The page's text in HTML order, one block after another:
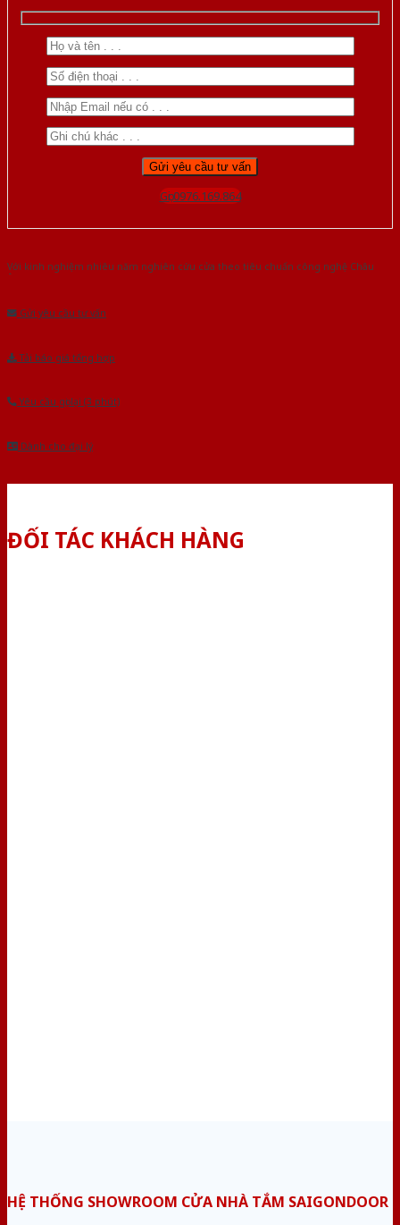
Gọi 0976.169.864
Với kinh nghiệm nhiêu năm nghiên cứu cửa theo tiêu chuẩn công nghệ Châu
Gửi yêu cầu tư vấn
Tải báo giá tổng hợp
Yêu cầu gọi lại (3 phút)
Dành cho đại lý
ĐỐI TÁC KHÁCH HÀNG
HỆ THỐNG SHOWROOM CỬA NHÀ TẮM SAIGONDOOR